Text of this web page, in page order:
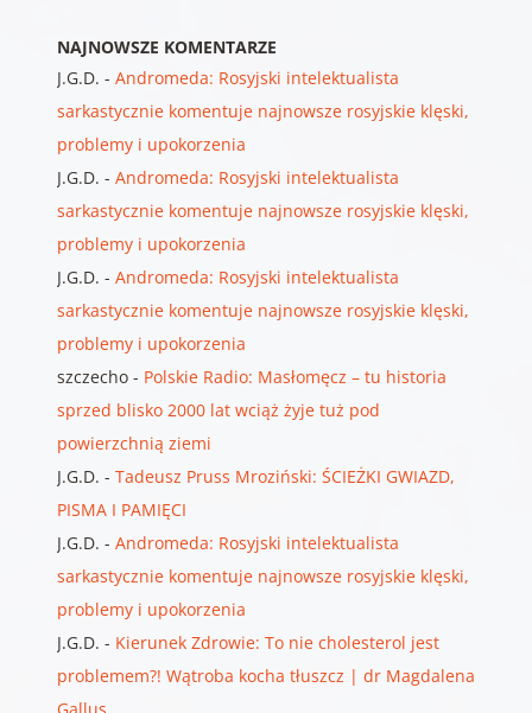
NAJNOWSZE KOMENTARZE
J.G.D. - Andromeda: Rosyjski intelektualista
sarkastycznie komentuje najnowsze rosyjskie klęski,
problemy i upokorzenia
J.G.D. - Andromeda: Rosyjski intelektualista
sarkastycznie komentuje najnowsze rosyjskie klęski,
problemy i upokorzenia
J.G.D. - Andromeda: Rosyjski intelektualista
sarkastycznie komentuje najnowsze rosyjskie klęski,
problemy i upokorzenia
szczecho- Polskie Radio: Masłomęcz – tu historia
sprzed blisko 2000 lat wciąż żyje tuż pod
powierzchnią ziemi
J.G.D. - Tadeusz Pruss Mroziński: ŚCIEŻKI GWIAZD,
PISMA I PAMIĘCI
J.G.D. - Andromeda: Rosyjski intelektualista
sarkastycznie komentuje najnowsze rosyjskie klęski,
problemy i upokorzenia
J.G.D. - Kierunek Zdrowie: To nie cholesterol jest
problemem?! Wątroba kocha tłuszcz | dr Magdalena